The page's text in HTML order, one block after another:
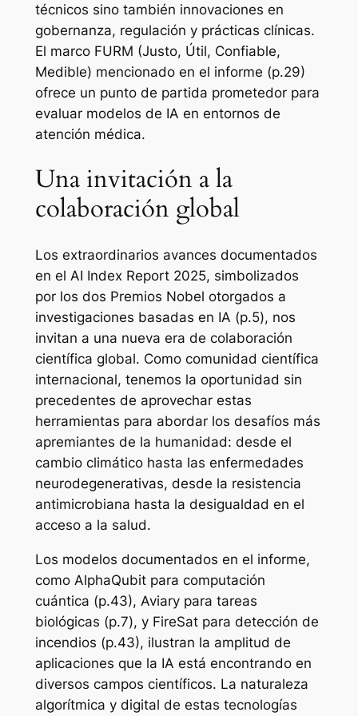
técnicos sino también innovaciones en
gobernanza, regulación y prácticas clínicas.
El marco FURM (Justo, Útil, Confiable,
Medible) mencionado en el informe (p.29)
ofrece un punto de partida prometedor para
evaluar modelos de IA en entornos de
atención médica.
Una invitación a la
colaboración global
Los extraordinarios avances documentados
en el AI Index Report 2025, simbolizados
por los dos Premios Nobel otorgados a
investigaciones basadas en IA (p.5), nos
invitan a una nueva era de colaboración
científica global. Como comunidad científica
internacional, tenemos la oportunidad sin
precedentes de aprovechar estas
herramientas para abordar los desafíos más
apremiantes de la humanidad: desde el
cambio climático hasta las enfermedades
neurodegenerativas, desde la resistencia
antimicrobiana hasta la desigualdad en el
acceso a la salud.
Los modelos documentados en el informe,
como AlphaQubit para computación
cuántica (p.43), Aviary para tareas
biológicas (p.7), y FireSat para detección de
incendios (p.43), ilustran la amplitud de
aplicaciones que la IA está encontrando en
diversos campos científicos. La naturaleza
algorítmica y digital de estas tecnologías